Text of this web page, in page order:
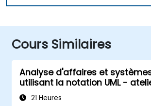
Cours Similaires
Analyse d'affaires et
utilisant la notation UML -
pour PO dans la méthodologie
21 Heures